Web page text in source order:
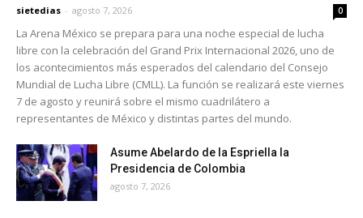
sietedias - agosto 7, 2026 0
La Arena México se prepara para una noche especial de lucha
libre con la celebración del Grand Prix Internacional 2026, uno de
los acontecimientos más esperados del calendario del Consejo
Mundial de Lucha Libre (CMLL). La función se realizará este viernes
7 de agosto y reunirá sobre el mismo cuadrilátero a
representantes de México y distintas partes del mundo.
Asume Abelardo de la Espriella la
Presidencia de Colombia
agosto 7, 2026